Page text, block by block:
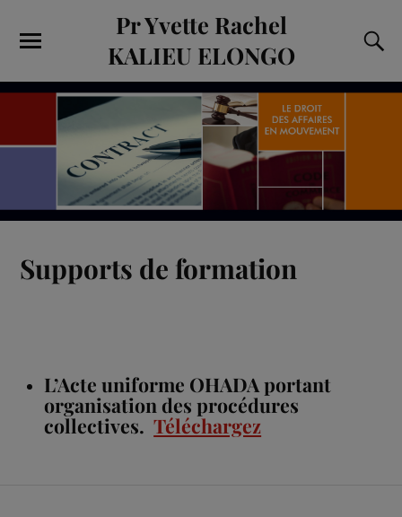
Pr Yvette Rachel
KALIEU ELONGO
Supports de formation
L’Acte uniforme OHADA portant
organisation des procédures
collectives.Téléchargez